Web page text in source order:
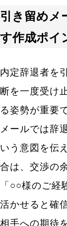
引き留めメ
す作成ポイ
内定辞退者を
断を一度受け
る姿勢が重要
メールでは辞
いう意図を伝
合は、交渉の
「○○様のご
活かせると確
相手への期待